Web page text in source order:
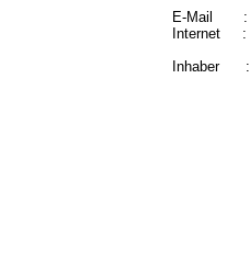
E-Mail :
Internet :
Inhaber :